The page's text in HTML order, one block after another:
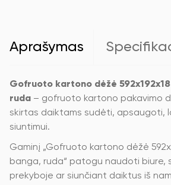
Aprašymas
Gofruoto kartono dėžė
ruda – gofruoto kartono pakavimo
skirtas daiktams sudėti, apsaugoti,
siuntimui.
Gaminį „Gofruoto kartono dėžė
banga, ruda“ patogu naudoti biure,
prekyboje ar siunčiant daiktus iš